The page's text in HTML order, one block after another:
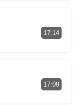
17:14
17:09